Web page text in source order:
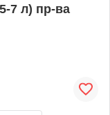
7 л) пр-ва